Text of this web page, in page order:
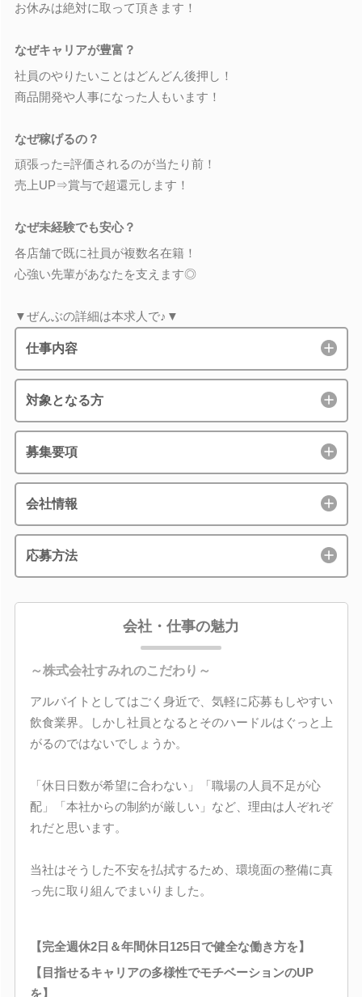
お休みは絶対に取って頂きます！
なぜキャリアが豊富？
社員のやりたいことはどんどん後押し！
商品開発や人事になった人もいます！
なぜ稼げるの？
頑張った=評価されるのが当たり前！
売上UP⇒賞与で超還元します！
なぜ未経験でも安心？
各店舗で既に社員が複数名在籍！
心強い先輩があなたを支えます◎
▼ぜんぶの詳細は本求人で♪▼
仕事内容
対象となる方
募集要項
会社情報
応募方法
会社・仕事の魅力
～株式会社すみれのこだわり～
アルバイトとしてはごく身近で、気軽に応募もしやすい
飲食業界。しかし社員となるとそのハードルはぐっと上
がるのではないでしょうか。
「休日日数が希望に合わない」「職場の人員不足が心
配」「本社からの制約が厳しい」など、理由は人ぞれぞ
れだと思います。
当社はそうした不安を払拭するため、環境面の整備に真
っ先に取り組んでまいりました。
【完全週休2日＆年間休日125日で健全な働き方を】
【目指せるキャリアの多様性でモチベーションのUP
を】